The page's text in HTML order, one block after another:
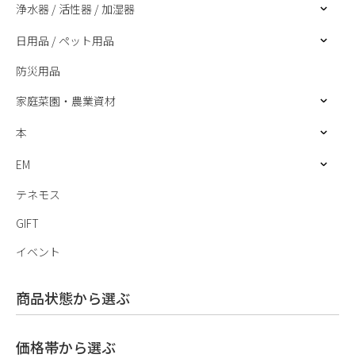
浄水器 / 活性器 / 加湿器
日用品 / ペット用品
防災用品
家庭菜園・農業資材
本
EM
テネモス
GIFT
イベント
商品状態から選ぶ
価格帯から選ぶ